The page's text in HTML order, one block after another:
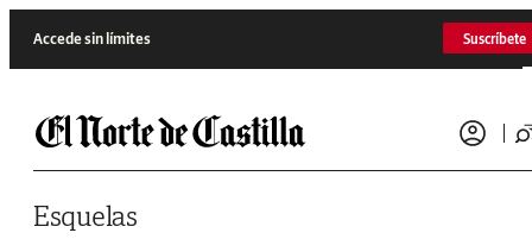
Accede sin límites Suscríbete
Esquelas